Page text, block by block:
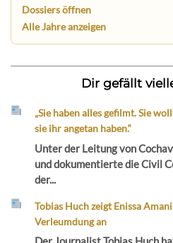
Dossiers öffnen
Alle Jahre anzeigen
Dir gefällt
„Sie haben alles gefilmt. Sie
sie ihr angetan haben.“
Unter der Leitung von
und dokumentierte die Civil
der...
Tobias Huch zeigt Enissa
Verleumdung an